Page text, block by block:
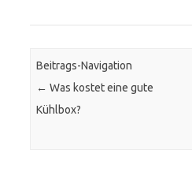
Beitrags-Navigation
← Was kostet eine gute
Kühlbox?